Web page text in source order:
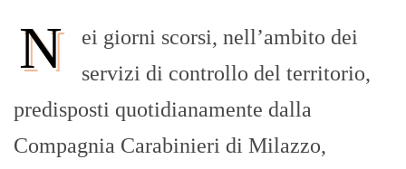
N
ei giorni scorsi, nell’ambito dei
servizi di controllo del territorio,
predisposti quotidianamente dalla
Compagnia Carabinieri di Milazzo,